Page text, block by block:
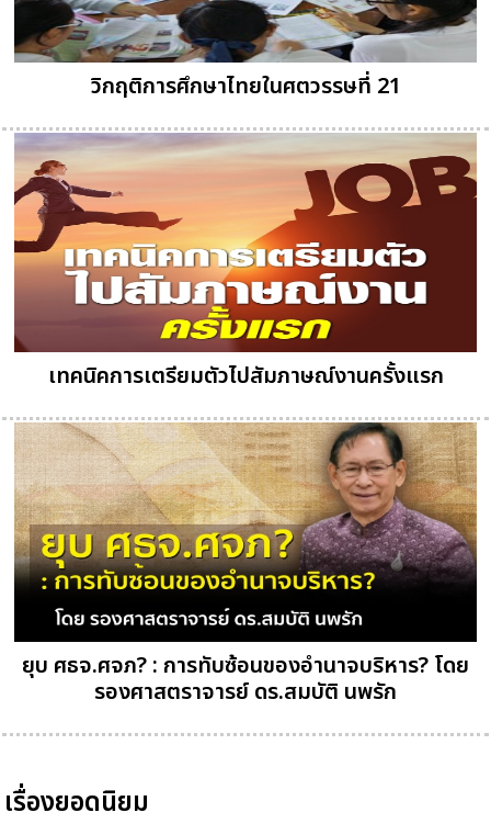
วิกฤติการศึกษาไทยในศตวรรษที่ 21
เทคนิคการเตรียมตัวไปสัมภาษณ์งานครั้งแรก
ยุบ ศธจ.ศจภ? : การทับซ้อนของอำนาจบริหาร? โดย
รองศาสตราจารย์ ดร.สมบัติ นพรัก
เรื่องยอดนิยม